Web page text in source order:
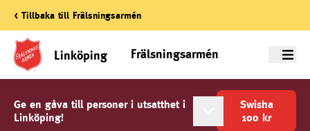
< Tillbaka till Frälsningsarmén
Linköping Frälsningsarmén Meny
Ge en gåva till personer i utsatthet i
Linköping!
Swisha
100 kr